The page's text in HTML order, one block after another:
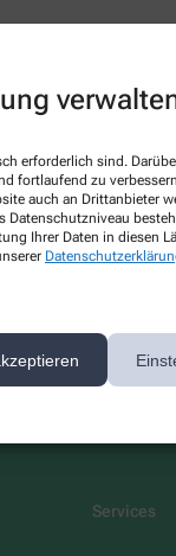
erforderlich sind.
fortlaufend zu
auch an Drittanbieter
Datenschutzniveau
Ihrer Daten in diesen
Sie später
Services